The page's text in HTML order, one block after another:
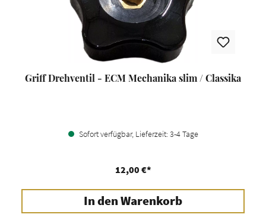
Griff Drehventil - ECM Mechanika slim / Classika
Sofort verfügbar, Lieferzeit: 3-4 Tage
12,00 €*
In den Warenkorb